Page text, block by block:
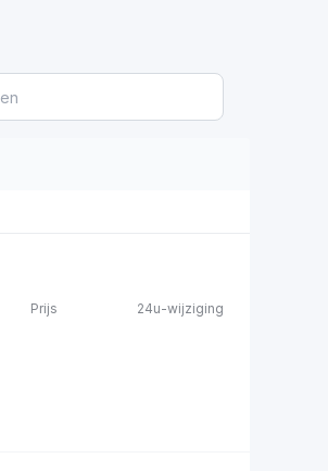
Prijs 24u-wijziging